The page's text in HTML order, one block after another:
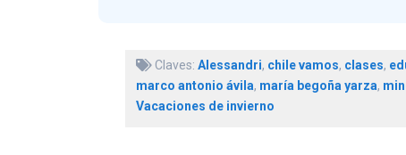
Claves: Alessandri, chile vamos, clases,
marco antonio ávila, maría begoña yarza,
Vacaciones de invierno